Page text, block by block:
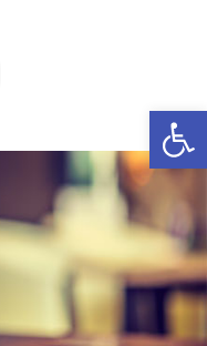
פתח סרגל נגישות